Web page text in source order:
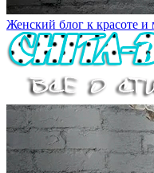
Женский блог к красоте и